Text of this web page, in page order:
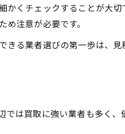
くチェックすることが大
注意が必要です。
る業者選びの第一歩は、
は買取に強い業者も多く